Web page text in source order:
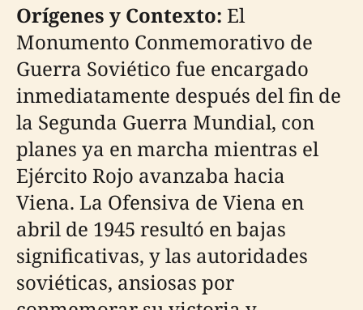
Orígenes y Contexto: El
Monumento Conmemorativo de
Guerra Soviético fue encargado
inmediatamente después del fin de
la Segunda Guerra Mundial, con
planes ya en marcha mientras el
Ejército Rojo avanzaba hacia
Viena. La Ofensiva de Viena en
abril de 1945 resultó en bajas
significativas, y las autoridades
soviéticas, ansiosas por